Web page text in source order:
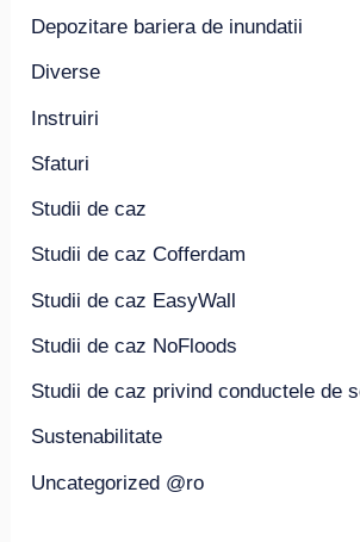
Depozitare bariera de inundatii
Diverse
Instruiri
Sfaturi
Studii de caz
Studii de caz Cofferdam
Studii de caz EasyWall
Studii de caz NoFloods
Studii de caz privind conductele de
Sustenabilitate
Uncategorized @ro